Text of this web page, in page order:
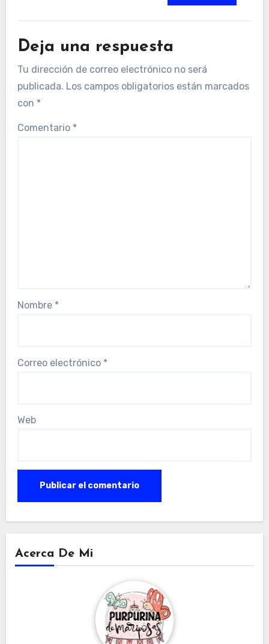
Deja una respuesta
Tu dirección de correo electrónico no será
publicada. Los campos obligatorios están marcados
con *
Comentario *
Nombre *
Correo electrónico *
Web
Acerca De Mi